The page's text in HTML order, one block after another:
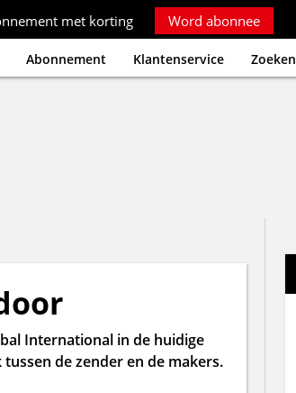
met korting Word abonnee
Abonnement Klantenservice Zoeken
International in de huidige
de zender en de makers.